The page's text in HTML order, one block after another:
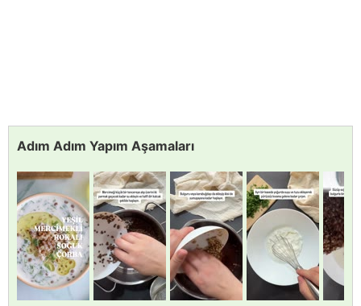
Adım Adım Yapım Aşamaları